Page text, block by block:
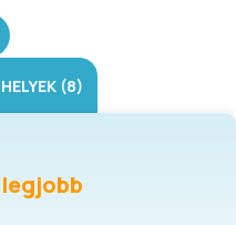
és a
utak
nélkül
(8)
legjobb